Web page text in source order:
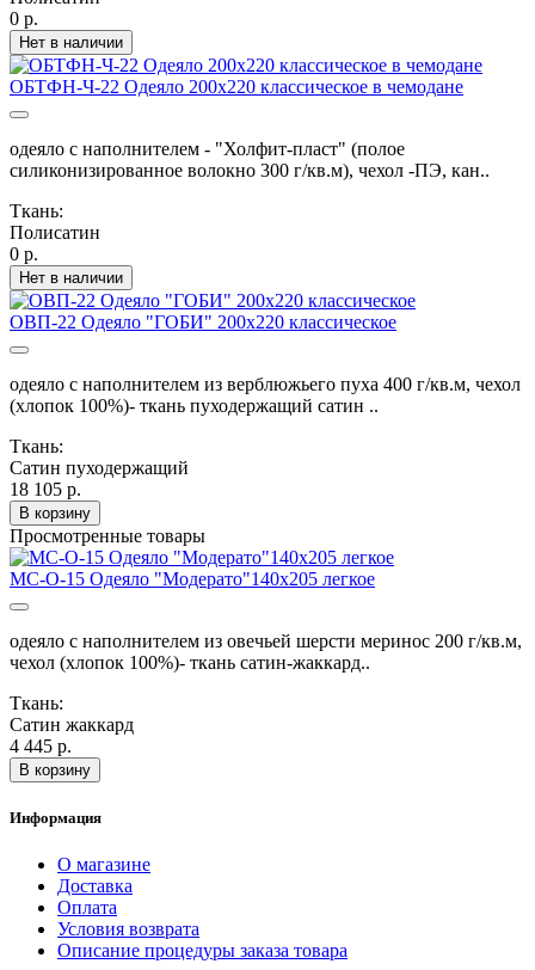
0 р.
Нет в наличии
ОБТФН-Ч-22 Одеяло 200х220 классическое в чемодане
одеяло с наполнителем - "Холфит-пласт" (полое
силиконизированное волокно 300 г/кв.м), чехол -ПЭ, кан..
Ткань:
Полисатин
0 р.
Нет в наличии
ОВП-22 Одеяло "ГОБИ" 200х220 классическое
одеяло с наполнителем из верблюжьего пуха 400 г/кв.м, чехол
(хлопок 100%)- ткань пуходержащий сатин ..
Ткань:
Сатин пуходержащий
18 105 р.
В корзину
Просмотренные товары
МС-О-15 Одеяло "Модерато"140х205 легкое
одеяло с наполнителем из овечьей шерсти меринос 200 г/кв.м,
чехол (хлопок 100%)- ткань сатин-жаккард..
Ткань:
Сатин жаккард
4 445 р.
В корзину
Информация
О магазине
Доставка
Оплата
Условия возврата
Описание процедуры заказа товара